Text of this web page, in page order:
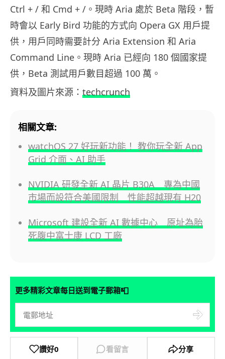
Ctrl + / 和 Cmd + /。現時 Aria 處於 Beta 階段，暫
時會以 Early Bird 功能的方式向 Opera GX 用戶提
供，用戶同時需要計分 Aria Extension 和 Aria
Command Line。現時 Aria 已經向 180 個國家提
供，Beta 測試用戶數目超過 100 萬。
資料及圖片來源： techcrunch
相關文章:
watchOS 27 好玩新功能！ 教你玩全新 App
Grid 介面、AI 助手
NVIDIA 研發全新 AI 晶片 B30A 專為中國
市場而設符合美國限制 性能超越現有 H20
Microsoft 建設全新 AI 數據中心 原址為胎
死腹中富士康 LCD 工廠
更多精彩文章每日送到電子郵箱📮
讚好0 看留言 分享